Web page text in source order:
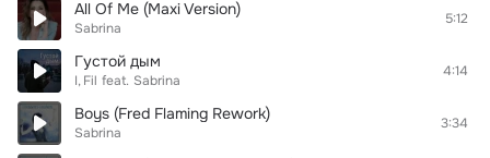
All Of Me (Maxi Version)
Sabrina
5:12
Густой дым
I Fil feat. Sabrina
4:14
Boys (Fred Flaming Rework)
Sabrina
3:34